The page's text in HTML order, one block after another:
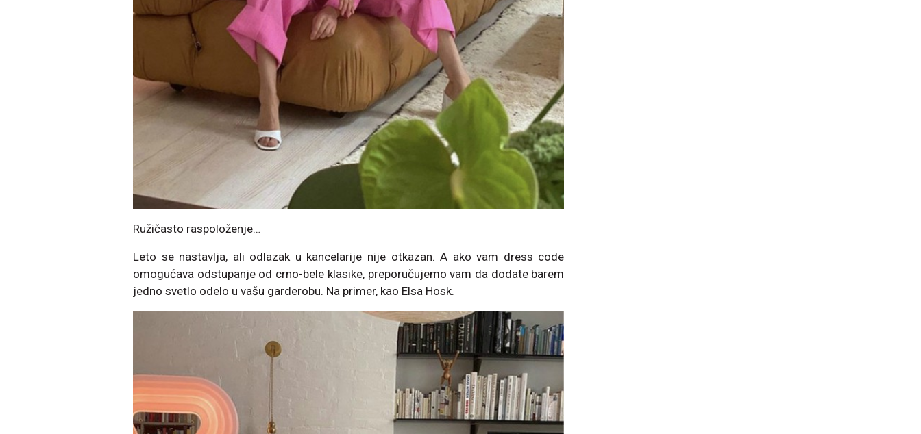
Ružičasto raspoloženje…
Leto se nastavlja, ali odlazak u kancelarije nije otkazan. A ako vam dress code
omogućava odstupanje od crno-bele klasike, preporučujemo vam da dodate barem
jedno svetlo odelo u vašu garderobu. Na primer, kao Elsa Hosk.